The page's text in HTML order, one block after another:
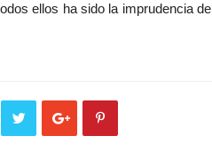
ellos ha sido la imprudencia